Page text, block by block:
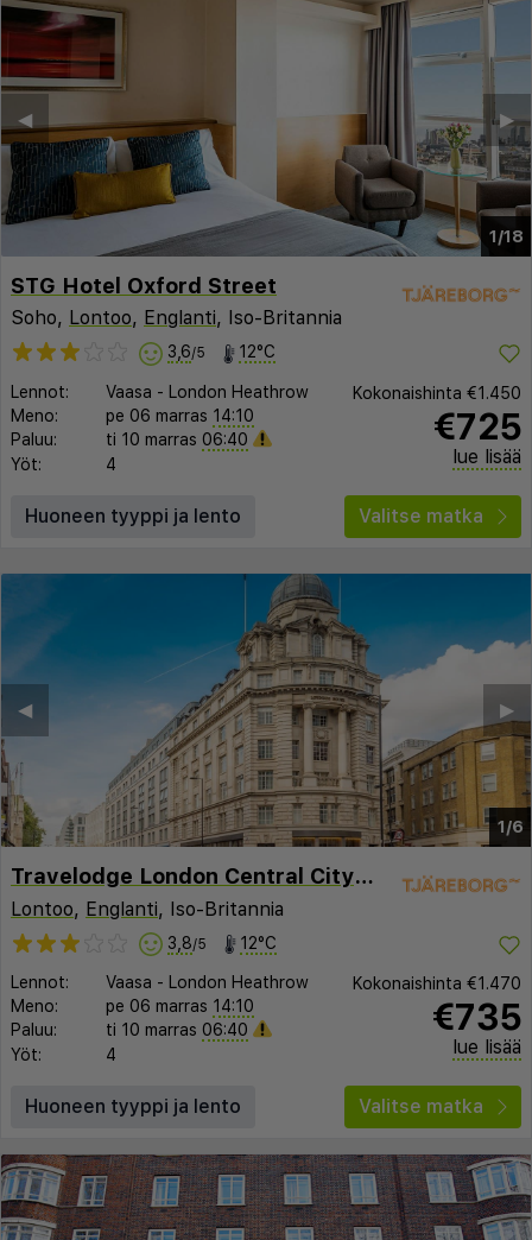
1/18
▶︎
◀︎
STG Hotel Oxford Street
Soho, Lontoo, Englanti, Iso-Britannia
3,6/5 12°C
Lennot: Vaasa -
London Heathrow
Meno:
pe 06 marras 14:10
Paluu:
ti 10 marras 06:40
Yöt:
4
Kokonaishinta €1.450
€725
lue lisää
Huoneen tyyppi ja lento Valitse matka
1/6
▶︎
◀︎
Travelodge London Central City Road
Lontoo, Englanti, Iso-Britannia
3,8/5 12°C
Lennot: Vaasa -
London Heathrow
Meno:
pe 06 marras 14:10
Paluu:
ti 10 marras 06:40
Yöt:
4
Kokonaishinta €1.470
€735
lue lisää
Huoneen tyyppi ja lento Valitse matka